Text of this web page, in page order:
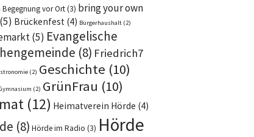
Begegnung vor Ort(3) bring your own
(5) Brückenfest (4) Bürgerhaushalt (2)
(5) Evangelische
(8) Friedrich7
(2) Geschichte (10)
(2) GrünFrau (10)
(12) Heimatverein Hörde (4)
(8) Hörde im Radio (3) Hörde